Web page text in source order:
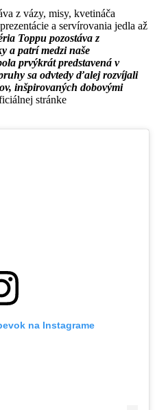
z vázy, misy, kvetináča
a servírovania jedla až
Toppu pozostáva z
a patrí medzi naše
prvýkrát predstavená v
sa odvtedy ďalej rozvíjali
inšpirovaných dobovými
stránke
na Instagrame